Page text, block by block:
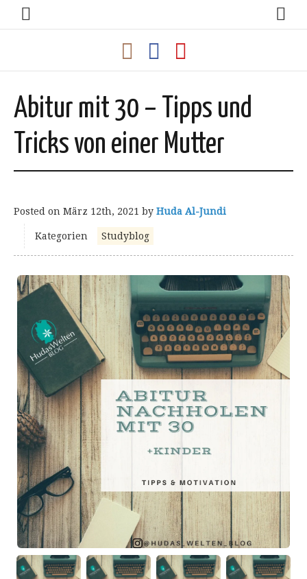
Abitur mit 30 – Tipps und
Tricks von einer Mutter
Posted on März 12th, 2021 by Huda Al-Jundi
Kategorien Studyblog